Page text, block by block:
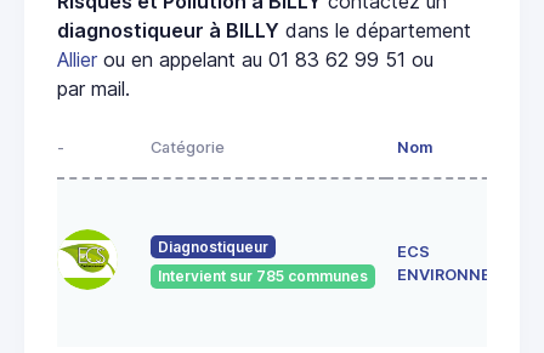
diagnostiqueur à BILLY dans le département
Allier ou en appelant au 01 83 62 99 51 ou
par mail.
- Catégorie Nom
Diagnostiqueur
Intervient sur 785 communes
ECS
ENVIRONNEMENT